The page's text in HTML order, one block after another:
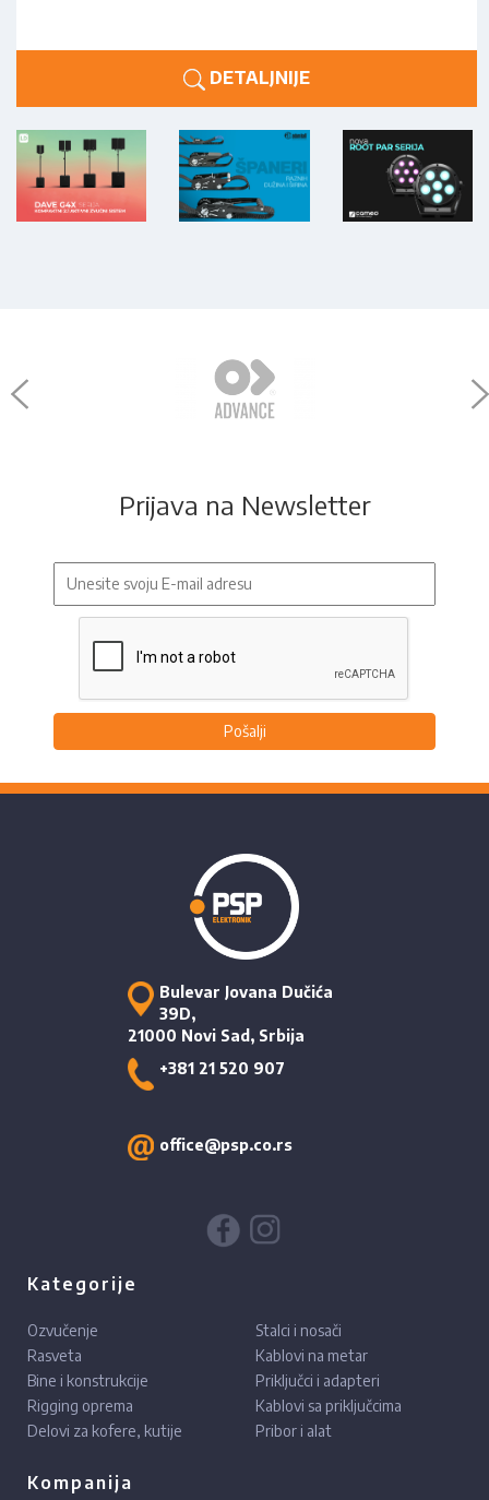
DETALJNIJE
Prijava na Newsletter
Pošalji
Bulevar Jovana Dučića
39D,
21000 Novi Sad, Srbija
+381 21 520 907
office@psp.co.rs
Kategorije
Ozvučenje
Rasveta
Bine i konstrukcije
Rigging oprema
Delovi za kofere, kutije
Stalci i nosači
Kablovi na metar
Priključci i adapteri
Kablovi sa priključcima
Pribor i alat
Kompanija